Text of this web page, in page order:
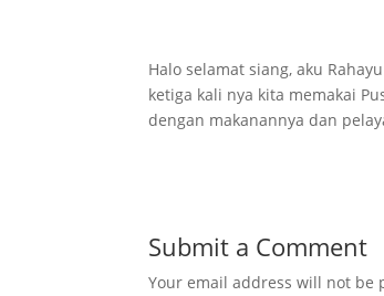
Halo selamat siang, aku
ketiga kali nya kita memakai
dengan makanannya dan
Submit a Comment
Your email address will not be